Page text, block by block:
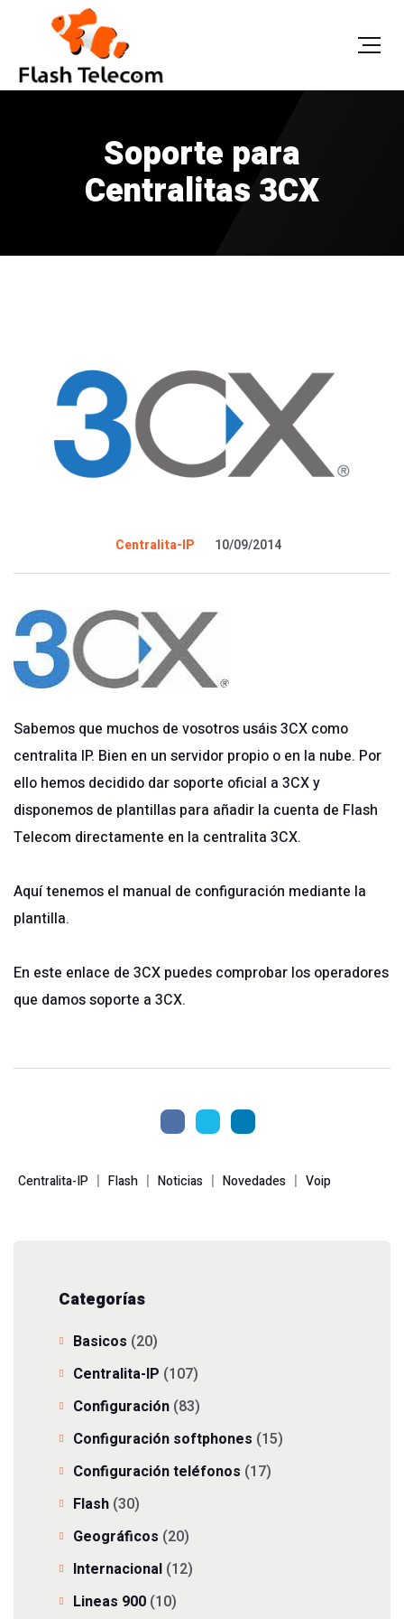
Soporte para
Centralitas 3CX
Centralita-IP 10/09/2014
Sabemos que muchos de vosotros usáis 3CX como
centralita IP. Bien en un servidor propio o en la nube. Por
ello hemos decidido dar soporte oficial a 3CX y
disponemos de plantillas para añadir la cuenta de Flash
Telecom directamente en la centralita 3CX.
Aquí tenemos el manual de configuración mediante la
plantilla.
En este enlace de 3CX puedes comprobar los operadores
que damos soporte a 3CX.
Centralita-IP | Flash | Noticias | Novedades | Voip
Categorías
Basicos (20)
Centralita-IP (107)
Configuración (83)
Configuración softphones (15)
Configuración teléfonos (17)
Flash (30)
Geográficos (20)
Internacional (12)
Lineas 900 (10)